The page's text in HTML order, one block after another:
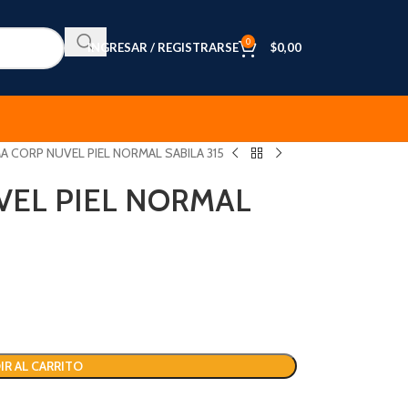
INGRESAR / REGISTRARSE 0 $0,00
CORP NUVEL PIEL NORMAL SABILA 315
PIEL NORMAL
AL CARRITO